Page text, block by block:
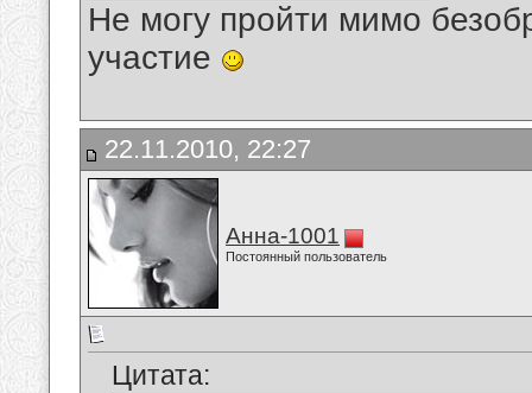
Не могу пройти мимо
участие
22.11.2010, 22:27
Анна-1001
Постоянный пользователь
Цитата: